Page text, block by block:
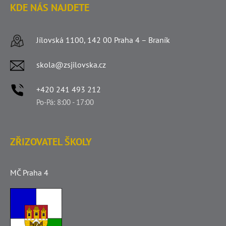
KDE NÁS NAJDETE
Jílovská 1100, 142 00 Praha 4 – Braník
skola@zsjilovska.cz
+420 241 493 212
Po-Pá: 8:00 - 17:00
ZŘIZOVATEL ŠKOLY
MČ Praha 4